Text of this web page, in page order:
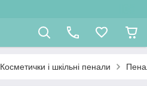
Косметички і шкільні пенали